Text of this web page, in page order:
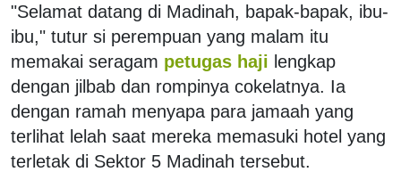
"Selamat datang di Madinah, bapak-bapak, ibu-
ibu," tutur si perempuan yang malam itu
memakai seragam petugas haji lengkap
dengan jilbab dan rompinya cokelatnya. Ia
dengan ramah menyapa para jamaah yang
terlihat lelah saat mereka memasuki hotel yang
terletak di Sektor 5 Madinah tersebut.